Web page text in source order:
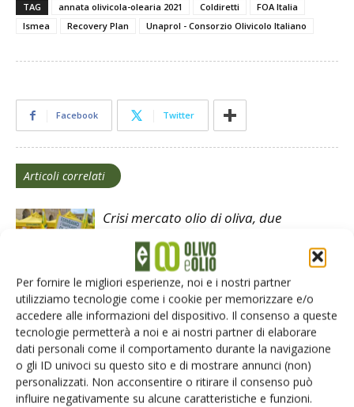
Per fornire le migliori esperienze, noi e i nostri partner
utilizziamo tecnologie come i cookie per memorizzare e/o
accedere alle informazioni del dispositivo. Il consenso a queste
tecnologie permetterà a noi e ai nostri partner di elaborare
dati personali come il comportamento durante la navigazione
o gli ID univoci su questo sito e di mostrare annunci (non)
personalizzati. Non acconsentire o ritirare il consenso può
influire negativamente su alcune caratteristiche e funzioni.
TAG annata olivicola-olearia 2021 Coldiretti
FOA Italia
Ismea
Recovery Plan Unaprol - Consorzio Olivicolo Italiano
Facebook Twitter
Articoli correlati
Crisi mercato olio di oliva, due
Olio evo sotto pressione: controlli più
efficaci, ma la trasparenza resta la vera
sfida
Granieri: “Regole UE più forti contro le
speculazioni” sull’olio evo